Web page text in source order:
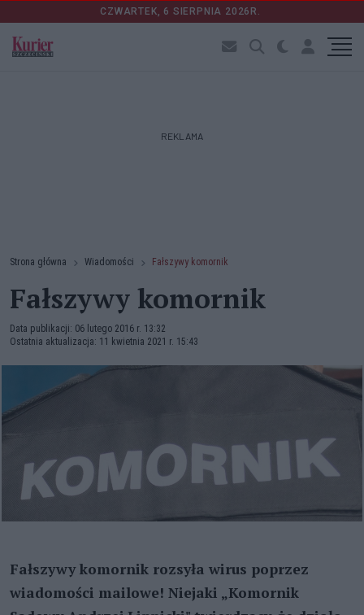
CZWARTEK, 6 SIERPNIA 2026R.
REKLAMA
Strona główna Wiadomości Fałszywy komornik
Fałszywy komornik
Data publikacji: 06 lutego 2016 r. 13:32
Ostatnia aktualizacja: 11 kwietnia 2021 r. 15:43
Fałszywy komornik rozsyła wirus poprzez
wiadomości mailowe! Niejaki „Komornik